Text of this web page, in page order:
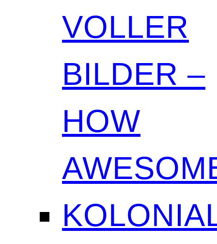
VOLLER
BILDER –
HOW